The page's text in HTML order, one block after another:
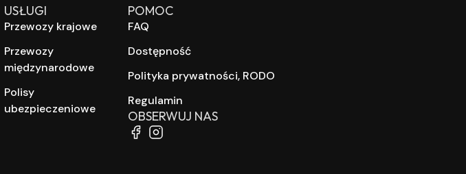
USŁUGI
Przewozy krajowe
Przewozy
międzynarodowe
Polisy
ubezpieczeniowe
POMOC
FAQ
Dostępność
Polityka prywatności, RODO
Regulamin
OBSERWUJ NAS